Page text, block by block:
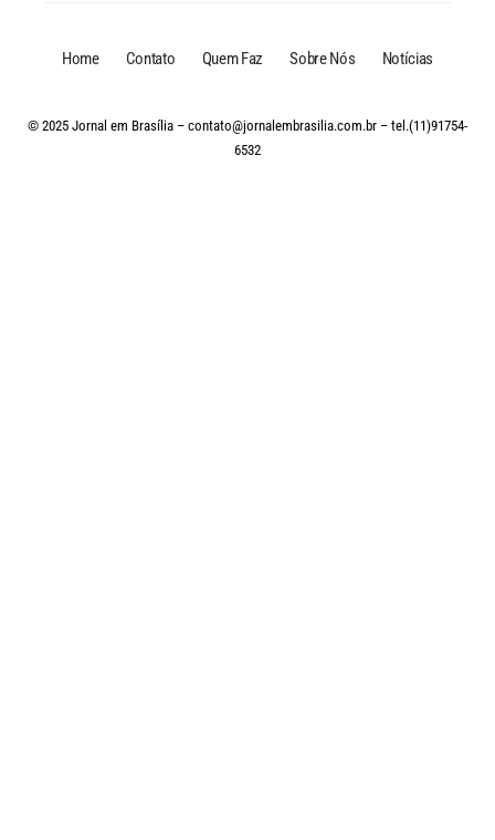
Home Contato Quem Faz Sobre Nós Notícias
© 2025 Jornal em Brasília – contato@jornalembrasilia.com.br – tel.(11)91754-
6532